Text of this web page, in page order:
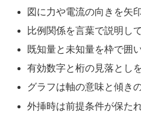
図に力や電流の向きを矢
比例関係を言葉で説明し
既知量と未知量を枠で囲
有効数字と桁の見落とし
グラフは軸の意味と傾き
外挿時は前提条件が保た